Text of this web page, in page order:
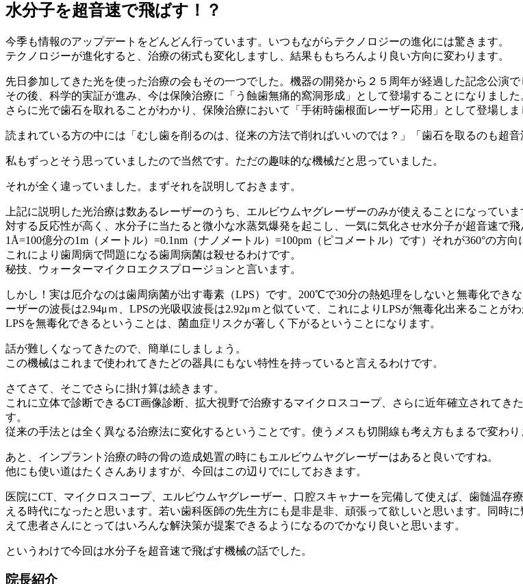
水分子を超音速で飛ばす！？
今季も情報のアップデートをどんどん行っています。いつもながらテクノロジーの進化には驚きます。
テクノロジーが進化すると、治療の術式も変化しますし、結果ももちろんより良い方向に変わります。
先日参加してきた光を使った治療の会もその一つでした。機器の開発から２５周年が経過した記念公演
その後、科学的実証が進み、今は保険治療に「 う蝕歯無痛的窩洞形成」として登場することになりました
さらに光で歯石を取れることがわかり、保険治療において「手術時歯根面レーザー応用」として登場しま
読まれている方の中には「むし歯を削るのは、従来の方法で削ればいいのでは？」「歯石を取るのも超
私もずっとそう思っていましたので当然です。ただの趣味的な機械だと思っていました。
それが全く違っていました。まずそれを説明しておきます。
上記に説明した光治療は数あるレーザーのうち、エルビウムヤグレーザーのみが使えることになってい
対する反応性が高く、水分子に当たると微小な水蒸気爆発を起こし、一気に気化させ水分子が超音速で
1Å=100億分の1m（メートル）=0.1nm（ナノメートル）=100pm（ピコメートル）です）それが360°の方
これにより歯周病で問題になる歯周病菌は殺せるわけです。
秘技、ウォーターマイクロエクスプロージョンと言います。
しかし！実は厄介なのは歯周病菌が出す毒素（LPS）です。200℃で30分の熱処理をしないと無毒化でき
ーザーの波長は2.94μｍ、LPSの光吸収波長は2.92μｍと似ていて、これによりLPSが無毒化出来ることがわ
LPSを無毒化できるということは、菌血症リスクが著しく下がるということになります。
話が難しくなってきたので、簡単にしましょう。
この機械はこれまで使われてきたどの器具にもない特性を持っていると言えるわけです。
さてさて、そこでさらに掛け算は続きます。
これに立体で診断できるCT画像診断、拡大視野で治療するマイクロスコープ、さらに近年確立されて
す。
従来の手法とは全く異なる治療法に変化するということです。使うメスも切開線も考え方もまるで変わり
あと、インプラント治療の時の骨の造成処置の時にもエルビウムヤグレーザーはあると良いですね。
他にも使い道はたくさんありますが、今回はこの辺りでにしておきます。
医院にCT、マイクロスコープ、エルビウムヤグレーザー、口腔スキャナーを完備して使えば、歯髄温
える時代になったと思います。若い歯科医師の先生方にも是非是非、頑張って欲しいと思います。同時
えて患者さんにとってはいろんな解決策が提案できるようになるのでかなり良いと思います。
というわけで今回は水分子を超音速で飛ばす機械の話でした。
院長紹介